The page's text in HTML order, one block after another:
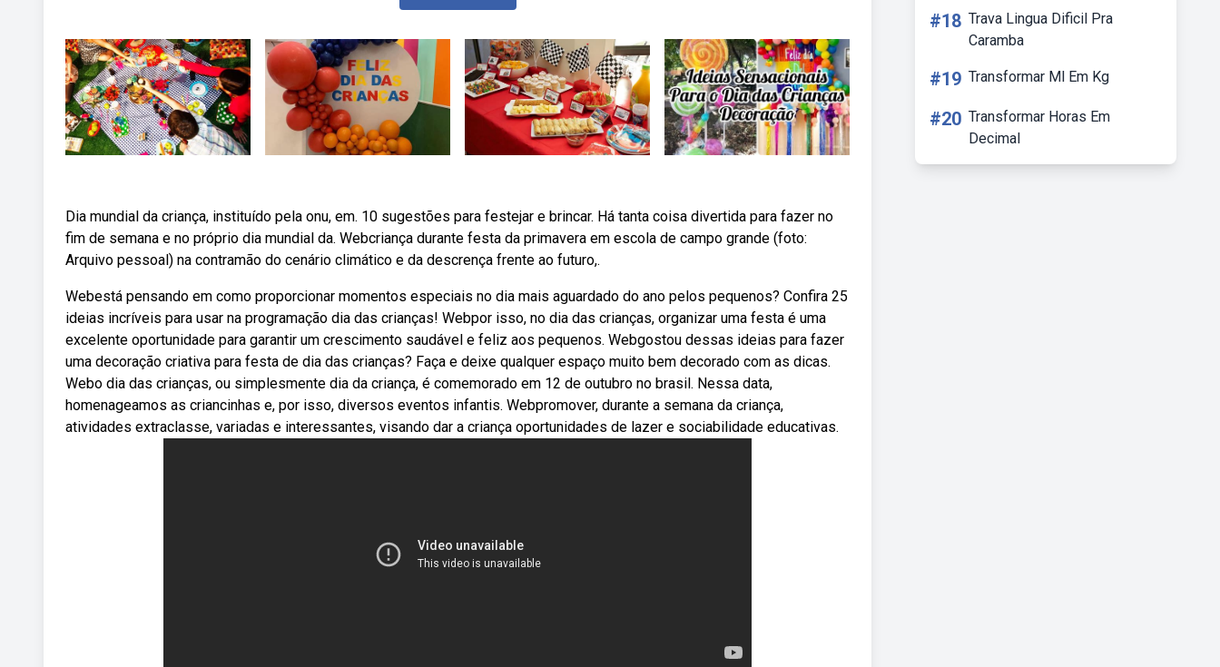
Dia mundial da criança, instituído pela onu, em. 10 sugestões para festejar e brincar. Há tanta coisa divertida para fazer no
fim de semana e no próprio dia mundial da. Webcriança durante festa da primavera em escola de campo grande (foto:
Arquivo pessoal) na contramão do cenário climático e da descrença frente ao futuro,.
Webestá pensando em como proporcionar momentos especiais no dia mais aguardado do ano pelos pequenos? Confira 25
ideias incríveis para usar na programação dia das crianças! Webpor isso, no dia das crianças, organizar uma festa é uma
excelente oportunidade para garantir um crescimento saudável e feliz aos pequenos. Webgostou dessas ideias para fazer
uma decoração criativa para festa de dia das crianças? Faça e deixe qualquer espaço muito bem decorado com as dicas.
Webo dia das crianças, ou simplesmente dia da criança, é comemorado em 12 de outubro no brasil. Nessa data,
homenageamos as criancinhas e, por isso, diversos eventos infantis. Webpromover, durante a semana da criança,
atividades extraclasse, variadas e interessantes, visando dar a criança oportunidades de lazer e sociabilidade educativas.
#18 Trava Lingua Dificil Pra
Caramba
#19 Transformar Ml Em Kg
#20 Transformar Horas Em
Decimal